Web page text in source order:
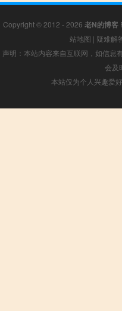
Copyright © 2012 - 2026 老N的博客
站地图 | 疑难解
声明：本站内容来自互联网，如信息
会及
本站仅为个人兴趣爱